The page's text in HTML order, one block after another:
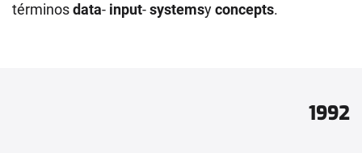
términosdata- input-systemsyconcepts.
1992